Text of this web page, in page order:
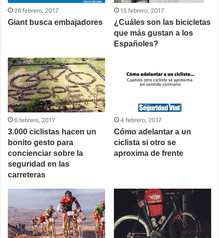
26 febrero, 2017
Giant busca embajadores
15 febrero, 2017
¿Cuáles son las bicicletas
que más gustan a los
Españoles?
6 febrero, 2017
3.000 ciclistas hacen un
bonito gesto para
concienciar sobre la
seguridad en las
carreteras
4 febrero, 2017
Cómo adelantar a un
ciclista si otro se
aproxima de frente